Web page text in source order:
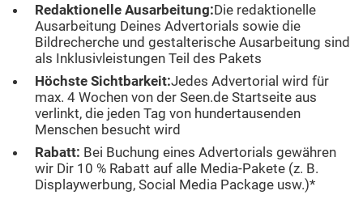
Redaktionelle Ausarbeitung:Die redaktionelle
Ausarbeitung Deines Advertorials sowie die
Bildrecherche und gestalterische Ausarbeitung sind
als Inklusivleistungen Teil des Pakets
Höchste Sichtbarkeit:Jedes Advertorial wird für
max. 4 Wochen von der Seen.de Startseite aus
verlinkt, die jeden Tag von hundertausenden
Menschen besucht wird
Rabatt: Bei Buchung eines Advertorials gewähren
wir Dir 10 % Rabatt auf alle Media-Pakete (z. B.
Displaywerbung, Social Media Package usw.)*